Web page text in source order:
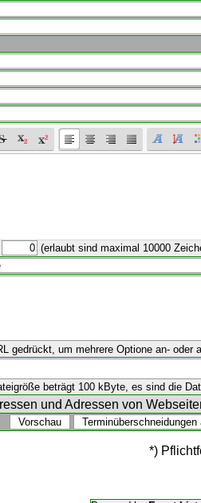
(erlaubt sind maximal 10000
gedrückt, um mehrere Optione an- oder
beträgt 100 kByte, es sind die
und Adressen von
*)